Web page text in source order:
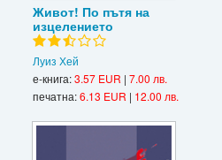
Живот! По пътя на
изцелението
Луиз Хей
е-книга:3.57 EUR | 7.00 лв.
печатна:6.13 EUR | 12.00 лв.